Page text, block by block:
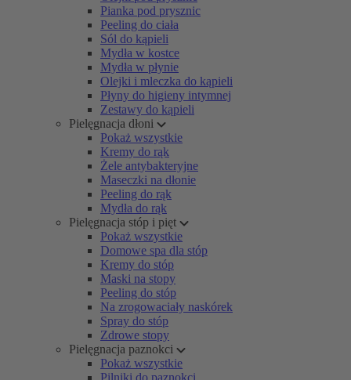
Pianka pod prysznic
Peeling do ciała
Sól do kąpieli
Mydła w kostce
Mydła w płynie
Olejki i mleczka do kąpieli
Płyny do higieny intymnej
Zestawy do kąpieli
Pielęgnacja dłoni
Pokaż wszystkie
Kremy do rąk
Żele antybakteryjne
Maseczki na dłonie
Peeling do rąk
Mydła do rąk
Pielęgnacja stóp i pięt
Pokaż wszystkie
Domowe spa dla stóp
Kremy do stóp
Maski na stopy
Peeling do stóp
Na zrogowaciały naskórek
Spray do stóp
Zdrowe stopy
Pielęgnacja paznokci
Pokaż wszystkie
Pilniki do paznokci